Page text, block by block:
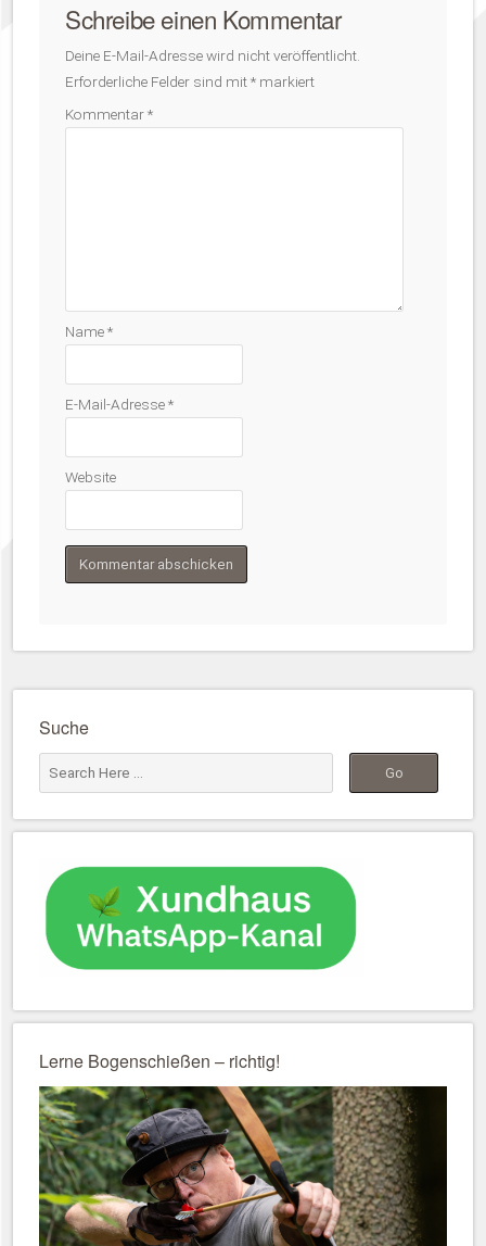
Schreibe einen Kommentar
Deine E-Mail-Adresse wird nicht veröffentlicht.
Erforderliche Felder sind mit* markiert
Kommentar*
Name*
E-Mail-Adresse*
Website
Suche
Lerne Bogenschießen – richtig!